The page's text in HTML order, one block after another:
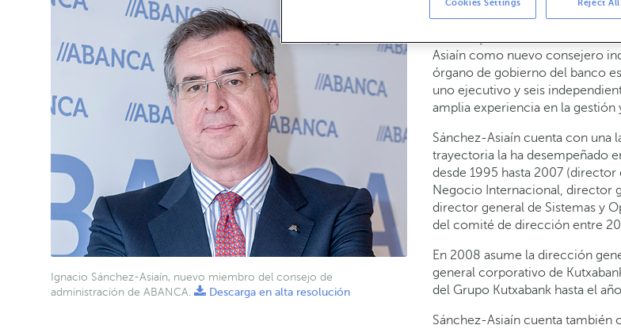
Ignacio Sánchez-Asiaín, nuevo miembro del consejo de
administración de ABANCA.
Descarga en alta resolución
01-02-2016 CORPORATIVO
El consejo de administración
Asiaín como nuevo consejero
órgano de gobierno del banco
uno ejecutivo y seis
amplia experiencia en la
Sánchez-Asiaín cuenta con una
trayectoria la ha desempeñado
desde 1995 hasta 2007
Negocio Internacional, director
director general de Sistemas y
del comité de dirección entre
En 2008 asume la dirección
general corporativo de
del Grupo Kutxabank hasta el
Sánchez-Asiaín cuenta
Cookies Settings Reject All